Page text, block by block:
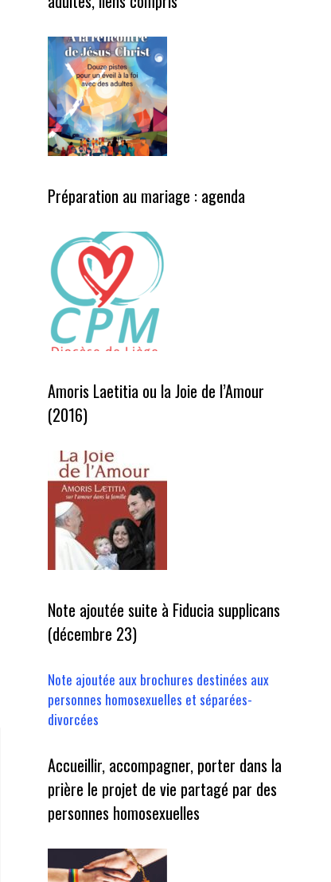
Préparation au mariage : agenda
Amoris Laetitia ou la Joie de l’Amour
(2016)
Note ajoutée suite à Fiducia supplicans
(décembre 23)
Note ajoutée aux brochures destinées aux
personnes homosexuelles et séparées-
divorcées
Accueillir, accompagner, porter dans la
prière le projet de vie partagé par des
personnes homosexuelles